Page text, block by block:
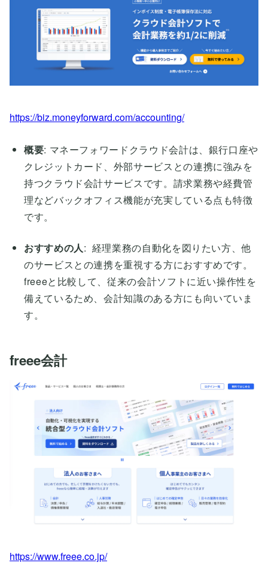
https://biz.moneyforward.com/accounting/
概要: マネーフォワードクラウド会計は、銀行口座や
クレジットカード、外部サービスとの連携に強みを
持つクラウド会計サービスです。請求業務や経費管
理などバックオフィス機能が充実している点も特徴
です。
おすすめの人: 経理業務の自動化を図りたい方、他
のサービスとの連携を重視する方におすすめです。
freeeと比較して、従来の会計ソフトに近い操作性を
備えているため、会計知識のある方にも向いていま
す。
freee会計
https://www.freee.co.jp/